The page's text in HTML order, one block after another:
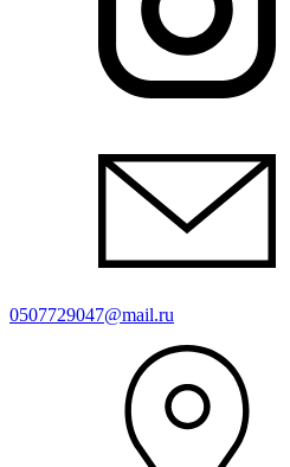
0507729047@mail.ru